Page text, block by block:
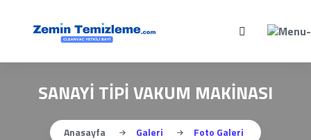
SANAYİ TİPİ VAKUM MAKİNASI
Anasayfa Galeri Foto Galeri